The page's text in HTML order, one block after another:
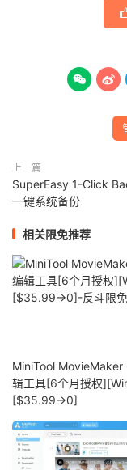
 
上一篇
SuperEasy 1-Click
一键系统备份
相关限免推荐
MiniTool MovieMaker
辑工具[6个月授权
[$35.99→0]